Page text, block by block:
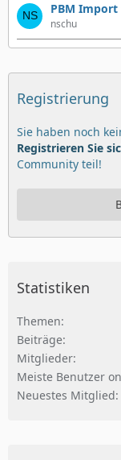
PBM Import
nschu
Registrierung
Sie haben noch
Registrieren Sie
Community teil!
Statistiken
Themen
Beiträge
Mitglieder
Meiste Benutzer
Neuestes Mitglied